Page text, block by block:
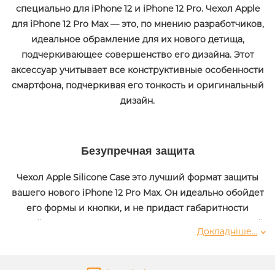
специально для iPhone 12 и iPhone 12 Pro. Чехол Apple
для iPhone 12 Pro Max — это, по мнению разработчиков,
идеальное обрамление для их нового детища,
подчеркивающее совершенство его дизайна. Этот
аксессуар учитывает все конструктивные особенности
смартфона, подчеркивая его тонкость и оригинальный
дизайн.
Безупречная защита
Чехол Apple Silicone Case это лучший формат защиты
вашего нового iPhone 12 Pro Max. Он идеально обойдет
его формы и кнопки, и не придаст габаритности
устройству, а также защитит его от царапин и падений.
Докладніше...